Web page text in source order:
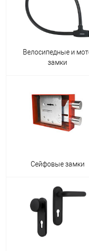
Велосипедные и
замки
Сейфовые замки